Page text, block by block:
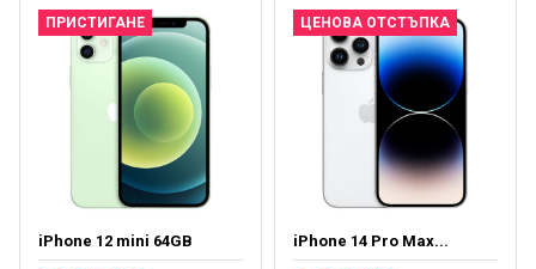
ПРИСТИГАНЕ
iPhone 12 mini 64GB
ЦЕНОВА ОТСТЪПКА
iPhone 14 Pro Max...